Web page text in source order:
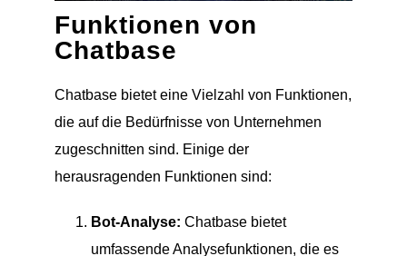
Funktionen von
Chatbase
Chatbase bietet eine Vielzahl von Funktionen,
die auf die Bedürfnisse von Unternehmen
zugeschnitten sind. Einige der
herausragenden Funktionen sind:
Bot-Analyse: Chatbase bietet
umfassende Analysefunktionen, die es